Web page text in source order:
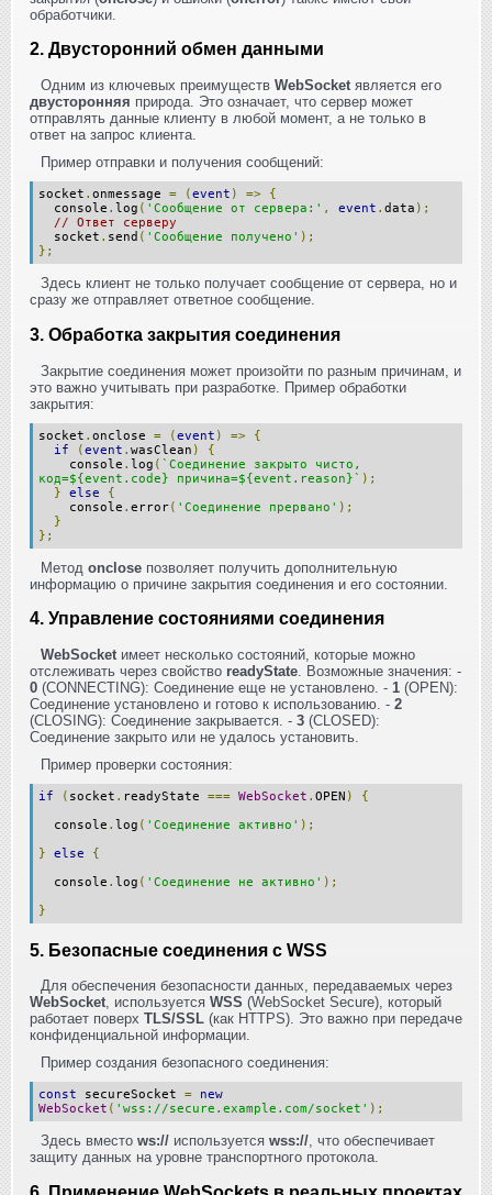
обработчики.
2. Двусторонний обмен данными
Одним из ключевых преимуществ WebSocketявляется его
двусторонняя природа. Это означает, что сервер может
отправлять данные клиенту в любой момент, а не только в
ответ на запрос клиента.
Пример отправки и получения сообщений:
socket . onmessage = ( event ) =>
{
console . log ( 'Сообщение от сервера:' , event . data );
// Ответ серверу
socket . send ( 'Сообщение получено' );
};
Здесь клиент не только получает сообщение от сервера, но и
сразу же отправляет ответное сообщение.
3. Обработка закрытия соединения
Закрытие соединения может произойти по разным причинам, и
это важно учитывать при разработке. Пример обработки
закрытия:
socket . onclose = (event ) =>
{
if
(event . wasClean )
{
console . log ( `Соединение закрыто чисто,
код=${event.code} причина=${event.reason}` );
}
else
{
console . error( 'Соединение прервано' );
}
};
Метод onclose позволяет получить дополнительную
информацию о причине закрытия соединения и его состоянии.
4. Управление состояниями соединения
WebSocket имеет несколько состояний, которые можно
отслеживать через свойство readyState . Возможные значения: -
0 (CONNECTING): Соединение еще не установлено. - 1 (OPEN):
Соединение установлено и готово к использованию. - 2
(CLOSING): Соединение закрывается. - 3 (CLOSED):
Соединение закрыто или не удалось установить.
Пример проверки состояния:
if ( socket . readyState === WebSocket . OPEN )
{
console . log ( 'Соединение активно' );
}
else
{
console . log ( 'Соединение не активно' );
}
5. Безопасные соединения с WSS
Для обеспечения безопасности данных, передаваемых через
WebSocket, используется WSS (WebSocket Secure), который
работает поверх TLS/SSL (как HTTPS). Это важно при передаче
конфиденциальной информации.
Пример создания безопасного соединения:
const secureSocket =
new
WebSocket ( 'wss://secure.example.com/socket' );
Здесь вместо ws:// используется wss://, что обеспечивает
защиту данных на уровне транспортного протокола.